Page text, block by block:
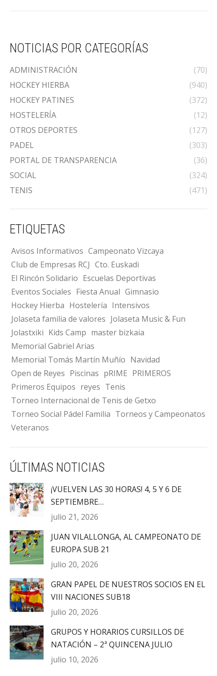
NOTICIAS POR CATEGORÍAS
ADMINISTRACIÓN
(70)
HOCKEY HIERBA
(940)
HOCKEY PATINES
(372)
HOSTELERÍA
(12)
OTROS DEPORTES
(127)
PADEL
(303)
PORTAL DE TRANSPARENCIA
(36)
SOCIAL
(324)
TENIS
(471)
ETIQUETAS
Avisos Informativos Campeonato Vizcaya
Club de Empresas RCJ Cto. Euskadi
El Rincón Solidario Escuelas Deportivas
Eventos Sociales Fiesta Anual Gimnasio
Hockey Hierba Hostelería Intensivos
Jolaseta familia de valores Jolaseta Music & Fun
Jolastxiki Kids Camp master bizkaia
Memorial Gabriel Arias
Memorial Tomás Martín Muñío Navidad
Open de Reyes Piscinas pRIME PRIMEROS
Primeros Equipos reyes Tenis
Torneo Internacional de Tenis de Getxo
Torneo Social Pádel Familia Torneos y Campeonatos
Veteranos
ÚLTIMAS NOTICIAS
¡VUELVEN LAS 30 HORAS! 4, 5 Y 6 DE
SEPTIEMBRE…
julio 21, 2026
JUAN VILALLONGA, AL CAMPEONATO DE
EUROPA SUB 21
julio 20, 2026
GRAN PAPEL DE NUESTROS SOCIOS EN EL
VIII NACIONES SUB18
julio 20, 2026
GRUPOS Y HORARIOS CURSILLOS DE
NATACIÓN – 2ª QUINCENA JULIO
julio 10, 2026